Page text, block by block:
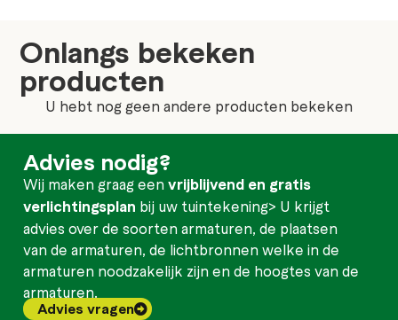
Onlangs bekeken
producten
U hebt nog geen andere producten bekeken
Advies nodig?
Wij maken graag eenvrijblijvend en gratis
verlichtingsplan bij uw tuintekening> U krijgt
advies over de soorten armaturen, de plaatsen
van de armaturen, de lichtbronnen welke in de
armaturen noodzakelijk zijn en de hoogtes van de
armaturen.
Advies vragen